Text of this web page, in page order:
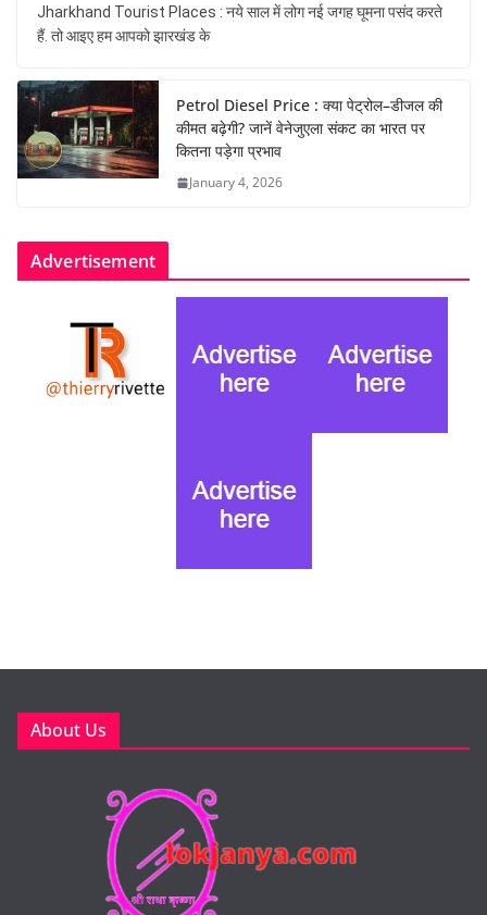
Jharkhand Tourist Places : नये साल में लोग नई जगह घूमना पसंद करते
हैं. तो आइए हम आपको झारखंड के
Petrol Diesel Price : क्या पेट्रोल–डीजल की
कीमत बढ़ेगी? जानें वेनेजुएला संकट का भारत पर
कितना पड़ेगा प्रभाव
January 4, 2026
Advertisement
About Us